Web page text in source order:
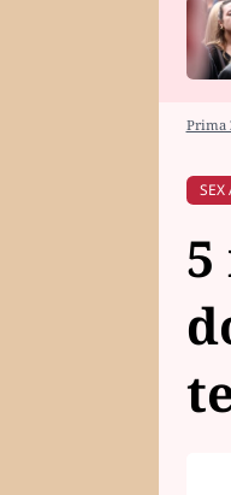
HOROSKOP NA
Prima
SEX